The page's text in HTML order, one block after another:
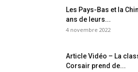
Les Pays-Bas et la
ans de leurs...
4 novembre 2022
Article Vidéo – La
Corsair prend de...